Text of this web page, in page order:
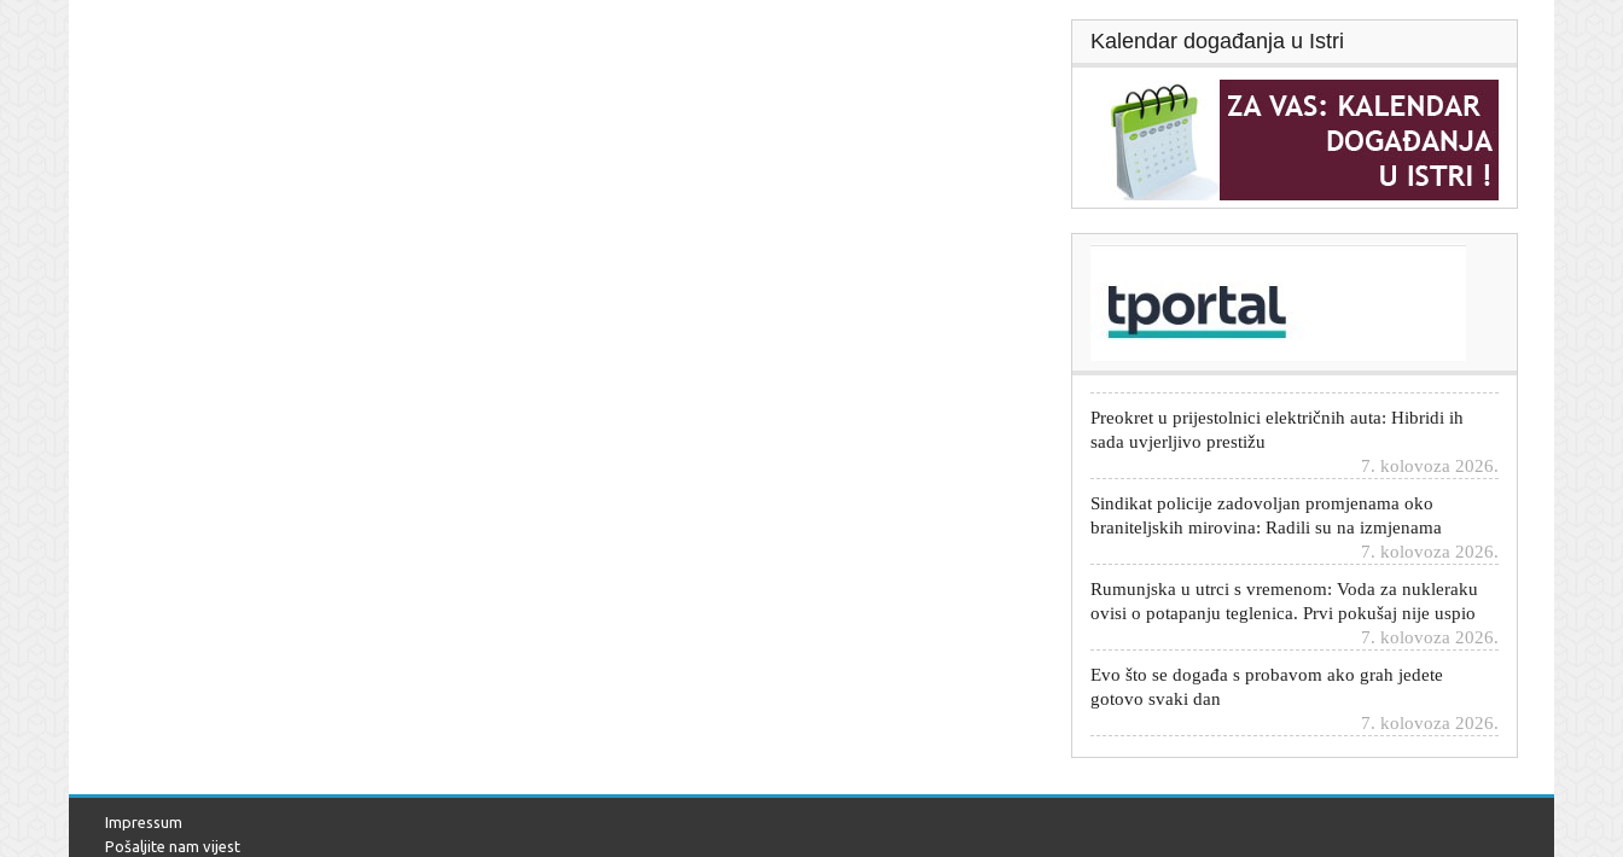
Kalendar događanja u Istri
Velika promjena na Gmailu: Ukida se jedna od
najpopularnijih opcija
Preokret u prijestolnici električnih auta: Hibridi ih
7. kolovoza 2026.
Sindikat policije zadovoljan promjenama oko
7. kolovoza 2026.
Rumunjska u utrci s vremenom: Voda za nukleraku
7. kolovoza 2026.
Evo što se događa s probavom ako grah jedete
7. kolovoza 2026.
Njemačka aktivirala hitne mjere: Umjesto rijeka,
Impressum
Pošaljite nam vijest